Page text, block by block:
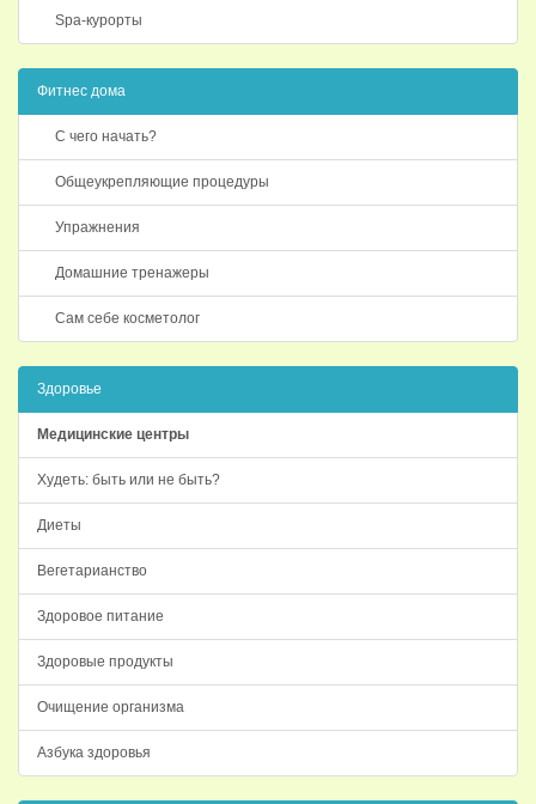
Spa-курорты
Фитнес дома
С чего начать?
Общеукрепляющие процедуры
Упражнения
Домашние тренажеры
Сам себе косметолог
Здоровье
Медицинские центры
Худеть: быть или не быть?
Диеты
Вегетарианство
Здоровое питание
Здоровые продукты
Очищение организма
Азбука здоровья